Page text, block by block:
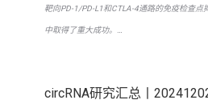
靶向PD-1/PD-L1和CTLA-4通路的免疫检查点
中取得了重大成功。…
circRNA研究汇总丨